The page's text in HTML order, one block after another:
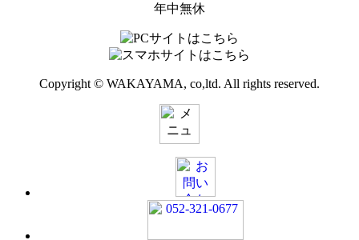
年中無休
Copyright © WAKAYAMA, co,ltd. All rights reserved.